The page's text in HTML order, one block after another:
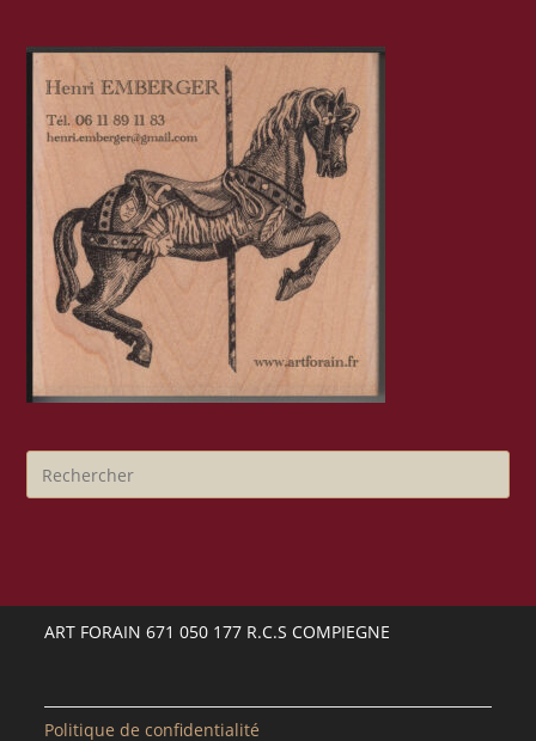
ART FORAIN 671 050 177 R.C.S COMPIEGNE
Politique de confidentialité